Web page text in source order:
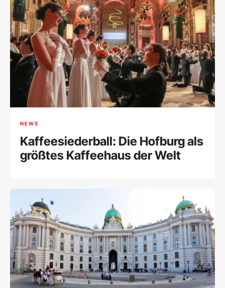
NEWS
Kaffeesiederball: Die Hofburg als
größtes Kaffeehaus der Welt